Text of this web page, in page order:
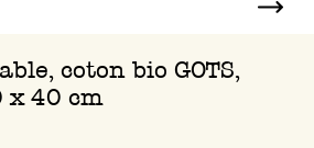
coton bio GOTS,
x 40 cm